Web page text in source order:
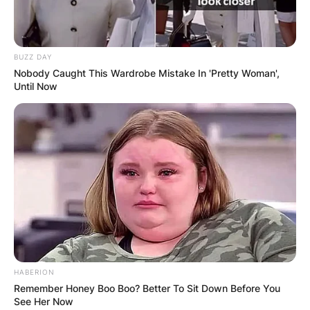
Во овие кули живееле закупци на
рудниците заедно со нивните семејства.
Таму имало и чувари кои ги чувале парите,
па затоа кулите биле поврзани и со тунели
и подземни ходници, а според
информациите, истите биле изградени за
време на Османлиската окупација.
Еден од влезовите се наоѓа кај
Грофчанскиот мост, додека излезот е дури
BUZZ DAY
Nobody Caught This Wardrobe Mistake In 'Pretty Woman',
Until Now
HABERION
Remember Honey Boo Boo? Better To Sit Down Before You
See Her Now